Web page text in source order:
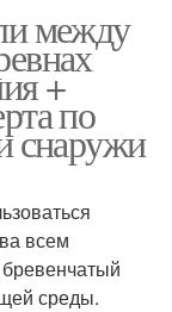
между
+
по
снаружи
всем
среды.